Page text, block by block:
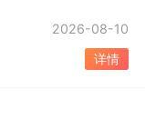
2026-08-10
详情